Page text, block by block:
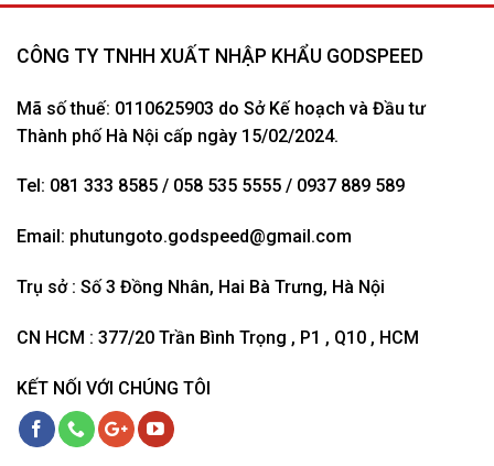
CÔNG TY TNHH XUẤT NHẬP KHẨU GODSPEED
Mã số thuế: 0110625903 do Sở Kế hoạch và Đầu tư
Thành phố Hà Nội cấp ngày 15/02/2024.
Tel: 081 333 8585 / 058 535 5555 / 0937 889 589
Email: phutungoto.godspeed@gmail.com
Trụ sở : Số 3 Đồng Nhân, Hai Bà Trưng, Hà Nội
CN HCM : 377/20 Trần Bình Trọng , P1 , Q10 , HCM
KẾT NỐI VỚI CHÚNG TÔI